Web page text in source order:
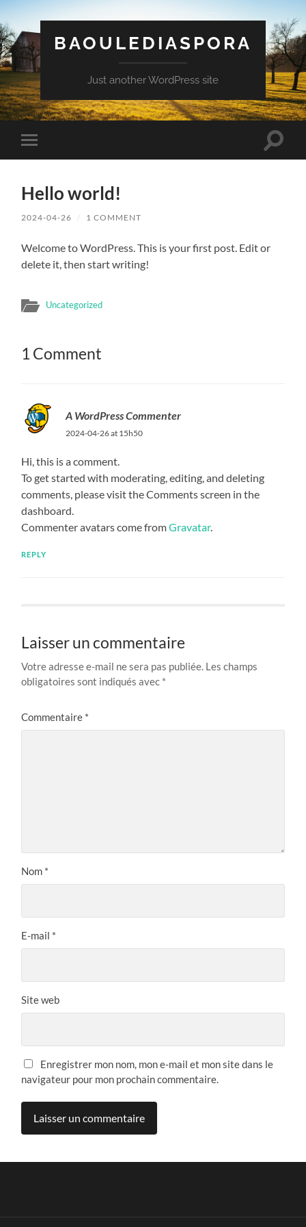
BAOULEDIASPORA
Just another WordPress site
Toggle
mobile
Toggle
Hello world!
2024-04-26 / 1 COMMENT
Welcome to WordPress. This is your first post. Edit or
delete it, then start writing!
Uncategorized
1 Comment
A WordPress Commenter
2024-04-26 at 15h50
Hi, this is a comment.
To get started with moderating, editing, and deleting
comments, please visit the Comments screen in the
dashboard.
Commenter avatars come fromGravatar.
REPLY
Laisser un commentaire
Votre adresse e-mail ne sera pas publiée. Les champs
obligatoires sont indiqués avec *
Commentaire *
Nom *
E-mail *
Site web
Enregistrer mon nom, mon e-mail et mon site dans le
navigateur pour mon prochain commentaire.